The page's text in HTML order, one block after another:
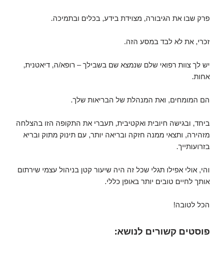
פרק שבו את הגיבורה, מצוידת בידע, בכלים ובתמיכה.
זכרי, את לא לבד במסע הזה.
יש לך צוות רפואי שלם שנמצא שם בשבילך – רופא/ה, דיאטנית,
אחות.
הם המומחים, ואת המנהלת של הבריאות שלך.
ביחד, ובגישה חיובית ואקטיבית, תעברי את התקופה הזו בהצלחה
מזהירה, ותצאי ממנה חזקה ובריאה יותר, עם תינוק מתוק ובריא
בזרועותייך.
והי, אולי אפילו תגלי שכל זה היה שיעור קטן בניהול עצמי שירתום
אותך לחיים טובים יותר באופן כללי.
הכל לטובה!
פוסטים קשורים לנושא: